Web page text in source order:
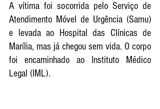
A vítima foi socorrida pelo Serviço de
Atendimento Móvel de Urgência (Samu)
e levada ao Hospital das Clínicas de
Marília, mas já chegou sem vida. O corpo
foi encaminhado ao Instituto Médico
Legal (IML).